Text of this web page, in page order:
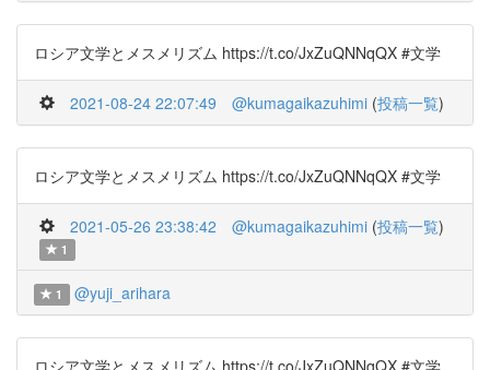
ロシア文学とメスメリズム https://t.co/JxZuQNNqQX #文学
2021-08-24 22:07:49 @kumagaikazuhimi (投稿一覧)
ロシア文学とメスメリズム https://t.co/JxZuQNNqQX #文学
2021-05-26 23:38:42 @kumagaikazuhimi (投稿一覧)
1
1 @yuji_arihara
ロシア文学とメスメリズム https://t.co/JxZuQNNqQX #文学